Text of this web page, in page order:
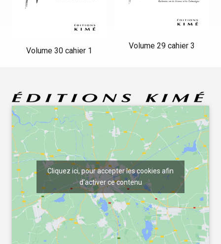
Volume 30 cahier 1
Volume 29 cahier 3
Cliquez ici, pour accepter les cookies afin
d'activer ce contenu